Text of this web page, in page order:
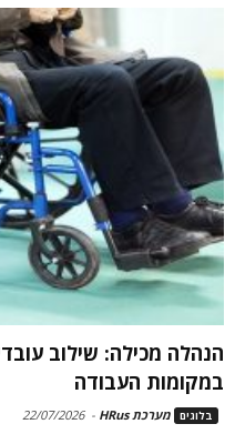
הנהלה מכילה: שילוב
במקומות העבודה
בלוגים מערכת HRus -
22/07/2026